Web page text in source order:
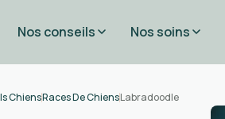
Nos conseils Nos soins
ChiensRaces De ChiensLabradoodle